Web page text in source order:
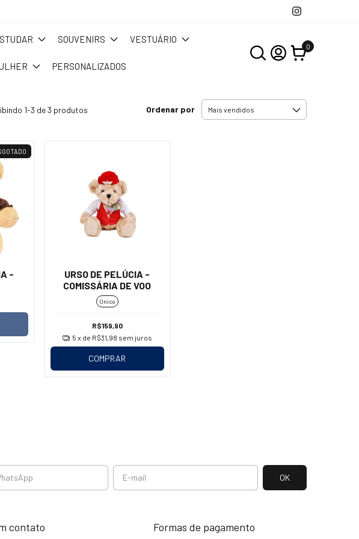
SOUVENIRS VESTUÁRIO
PERSONALIZADOS
0
1-3 de 3 produtos Ordenar por
-
URSO DE PELÚCIA -
COMISSÁRIA DE VOO
Único
R$159,90
5 x de R$31,98 sem juros
COMPRAR
contato Formas de pagamento